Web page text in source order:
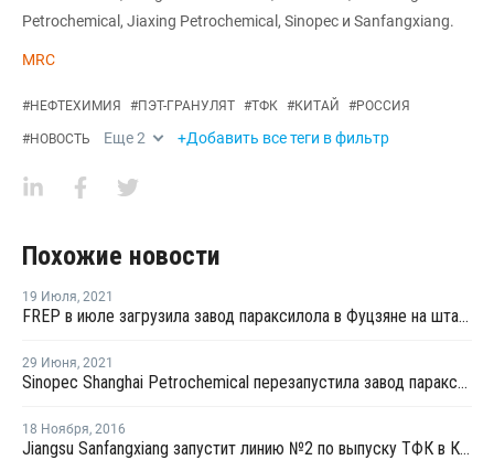
Petrochemical, Jiaxing Petrochemical, Sinopec и Sanfangxiang.
MRC
#НЕФТЕХИМИЯ #ПЭТ-ГРАНУЛЯТ #ТФК #КИТАЙ #РОССИЯ
#НОВОСТЬ Еще2 +Добавить все теги в фильтр
Похожие новости
19 Июля, 2021
FREP в июле загрузила завод параксилола в Фуцзяне на штатном уровне
29 Июня, 2021
Sinopec Shanghai Petrochemical перезапустила завод параксилола № 1 после планового ремонта
18 Ноября, 2016
Jiangsu Sanfangxiang запустит линию №2 по выпуску ТФК в Китае на этой неделе